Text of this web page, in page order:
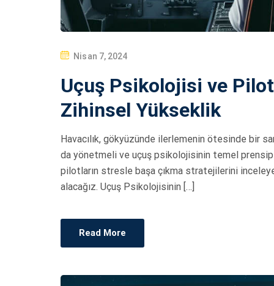
P
S
T
E
Nisan 7, 2024
Uçuş Psikolojisi ve
Zihinsel Yükseklik
Havacılık, gökyüzünde ilerlemenin ötesinde bir
da yönetmeli ve uçuş psikolojisinin temel
pilotların stresle başa çıkma stratejilerini
alacağız. Uçuş Psikolojisinin […]
Read More